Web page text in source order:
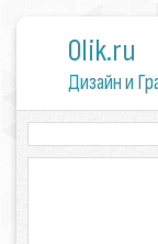
0lik.ru
Дизайн и